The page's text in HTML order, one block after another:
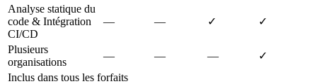
Analyse statique du
code & Intégration
CI/CD
— — ✓ ✓
Plusieurs
organisations
— — —
✓
Inclus dans tous les forfaits